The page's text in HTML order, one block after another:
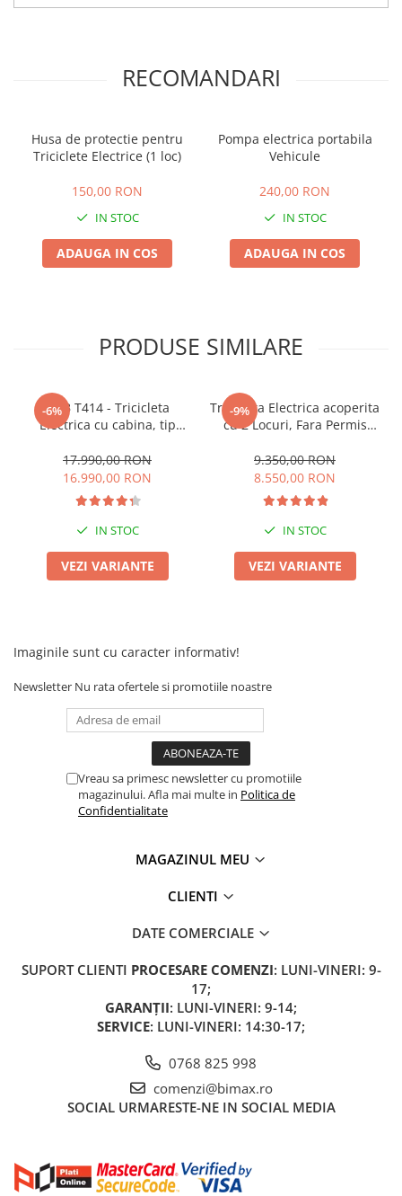
RECOMANDARI
Husa de protectie pentru
Triciclete Electrice (1 loc)
150,00 RON
IN STOC
ADAUGA IN COS
Pompa electrica portabila
Vehicule
240,00 RON
IN STOC
ADAUGA IN COS
PRODUSE SIMILARE
-6%
RDB T414 - Tricicleta
Electrica cu cabina, tip
viteza max 25km/h, 1000W,
2 locuri, baterie 60V 52Ah,
autonomie maxima 69km
17.990,00 RON
16.990,00 RON
IN STOC
VEZI VARIANTE
-9%
Tricicleta Electrica acoperita
cu 2 Locuri, Fara Permis
Optimus Ultra, Omologata,
CIV Gratuit
9.350,00 RON
8.550,00 RON
IN STOC
VEZI VARIANTE
Imaginile sunt cu caracter informativ!
Newsletter Nu rata ofertele si promotiile noastre
Vreau sa primesc newsletter cu promotiile
magazinului. Afla mai multe in Politica de
Confidentialitate
MAGAZINUL MEU
CLIENTI
DATE COMERCIALE
SUPORT CLIENTI PROCESARE COMENZI: LUNI-VINERI: 9-
17;
GARANȚII: LUNI-VINERI: 9-14;
SERVICE: LUNI-VINERI: 14:30-17;
0768 825 998
comenzi@bimax.ro
SOCIAL URMARESTE-NE IN SOCIAL MEDIA